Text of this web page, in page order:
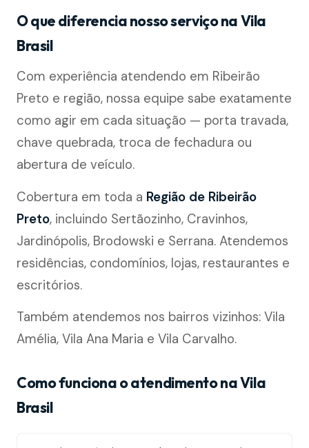
O que diferencia nosso serviço na Vila
Brasil
Com experiência atendendo em Ribeirão
Preto e região, nossa equipe sabe exatamente
como agir em cada situação — porta travada,
chave quebrada, troca de fechadura ou
abertura de veículo.
Cobertura em toda a Região de Ribeirão
Preto, incluindo Sertãozinho, Cravinhos,
Jardinópolis, Brodowski e Serrana. Atendemos
residências, condomínios, lojas, restaurantes e
escritórios.
Também atendemos nos bairros vizinhos: Vila
Amélia, Vila Ana Maria e Vila Carvalho.
Como funciona o atendimento na Vila
Brasil